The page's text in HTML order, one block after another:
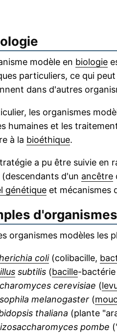
modèle en biologie
particuliers, ce qui
dans d'autres
les organismes
humaines et les
à la bioéthique.
a pu être suivie en
d'un ancêtre
génétique et mécanismes
organismes modèles les
coli(colibacille,
subtilis (bacille-bactérie
cerevisiae (
melanogaster (
thaliana (plante
pombe